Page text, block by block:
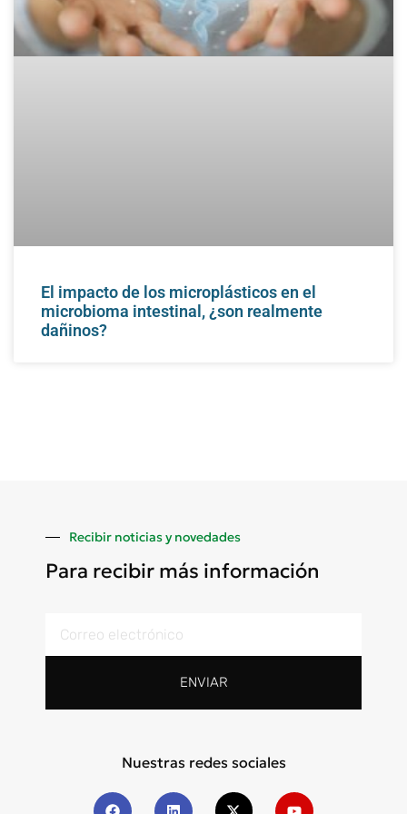
El impacto de los microplásticos en el
microbioma intestinal, ¿son realmente
dañinos?
Recibir noticias y novedades
Para recibir más información
ENVIAR
Nuestras redes sociales